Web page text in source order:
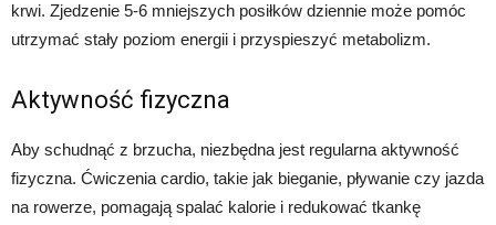
krwi. Zjedzenie 5-6 mniejszych posiłków dziennie może pomóc
utrzymać stały poziom energii i przyspieszyć metabolizm.
Aktywność fizyczna
Aby schudnąć z brzucha, niezbędna jest regularna aktywność
fizyczna. Ćwiczenia cardio, takie jak bieganie, pływanie czy jazda
na rowerze, pomagają spalać kalorie i redukować tkankę